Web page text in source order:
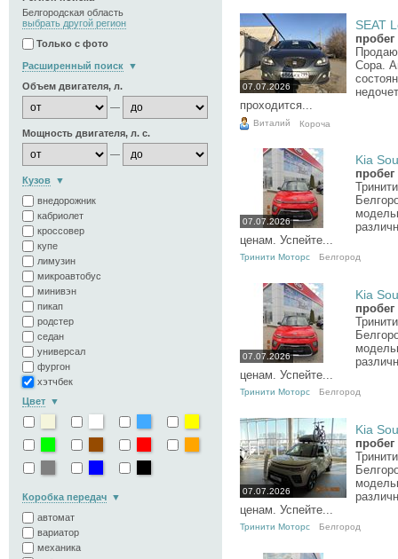
Белгородская область
выбрать другой регион
Только с фото
Расширенный поиск
Объем двигателя, л.
—
Мощность двигателя, л. с.
—
Кузов
внедорожник
кабриолет
кроссовер
купе
лимузин
микроавтобус
минивэн
пикап
родстер
седан
универсал
фургон
хэтчбек
Цвет
Коробка передач
автомат
вариатор
механика
07.07.2026
SEAT
Copa.
проходится...
Виталий Короча
07.07.2026
Kia
ценам. Успейте...
Тринити Моторс Белгород
07.07.2026
Kia
ценам. Успейте...
Тринити Моторс Белгород
07.07.2026
Kia
ценам. Успейте...
Тринити Моторс Белгород